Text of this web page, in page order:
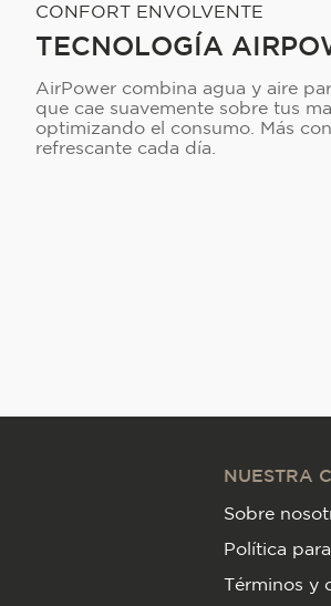
CONFORT ENVOLVENTE
TECNOLOGÍA
AirPower combina agua y aire
que cae suavemente sobre tus
optimizando el consumo. Más
refrescante cada día.
NUESTRA
Sobre
Política
Términos y